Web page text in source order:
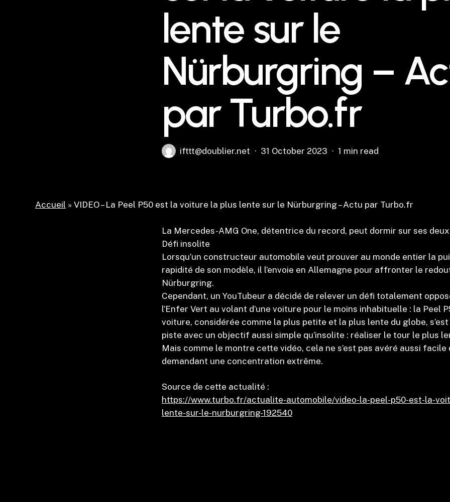
lente sur le
Nürburgring –
par Turbo.fr
ifttt@doublier.net 31 October 2023 1 min read
Accueil » VIDEO – La Peel P50 est la voiture la plus lente sur le Nürburgring – Actu par Turbo.fr
La Mercedes-AMG One, détentrice du record, peut dormir sur ses
Défi insolite
Lorsqu’un constructeur automobile veut prouver au monde entier la
rapidité de son modèle, il l’envoie en Allemagne pour affronter le
Nürburgring.
Cependant, un YouTubeur a décidé de relever un défi totalement
l’Enfer Vert au volant d’une voiture pour le moins inhabituelle : la Peel
voiture, considérée comme la plus petite et la plus lente du globe,
piste avec un objectif aussi simple qu’insolite : réaliser le tour le plus
Mais comme le montre cette vidéo, cela ne s’est pas avéré aussi facile
demandant une concentration extrême.
Source de cette actualité :
https://www.turbo.fr/actualite-automobile/video-la-peel-p50-est-la-
lente-sur-le-nurburgring-192540